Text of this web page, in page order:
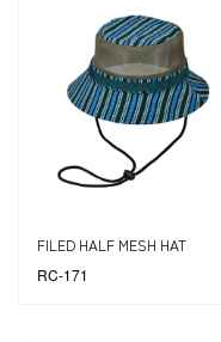
FILED HALF MESH HAT
RC-171